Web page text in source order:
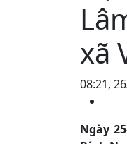
xã
08:21,
Ngày